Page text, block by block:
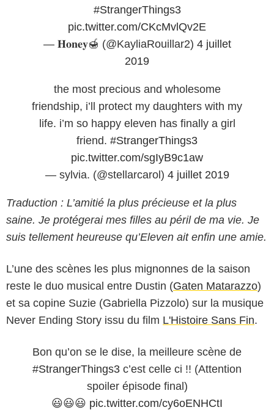
#StrangerThings3
pic.twitter.com/CKcMvlQv2E
— 𝐇𝐨𝐧𝐞𝐲🍯 (@KayliaRouillar2) 4 juillet
2019
the most precious and wholesome
friendship, i’ll protect my daughters with my
life. i’m so happy eleven has finally a girl
friend. #StrangerThings3
pic.twitter.com/sgIyB9c1aw
— sylvia. (@stellarcarol) 4 juillet 2019
Traduction : L’amitié la plus précieuse et la plus
saine. Je protégerai mes filles au péril de ma vie. Je
suis tellement heureuse qu’Eleven ait enfin une amie.
L’une des scènes les plus mignonnes de la saison
reste le duo musical entre Dustin (Gaten Matarazzo)
et sa copine Suzie (Gabriella Pizzolo) sur la musique
Never Ending Story issu du film L'Histoire Sans Fin.
Bon qu’on se le dise, la meilleure scène de
#StrangerThings3 c’est celle ci !! (Attention
spoiler épisode final)
😃😃😃 pic.twitter.com/cy6oENHCtI